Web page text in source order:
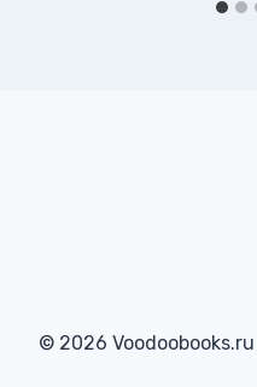
© 2026